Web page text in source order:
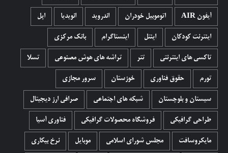
آیفون AIR اتوموبیل خودران اندروید انویدیا اپل
اینترنت کودکان اینتل اینستاگرام بانک مرکزی
تاکسی های اینترنتی تتر تراشه های هوش مصنوعی تسلا
تورم حقوق فناوری خوزستان سرور مجازی
سیستان و بلوچستان شبکه های اجتماعی صرافی ارز دیجیتال
طراحی گرافیکی فروشگاه محصولات گرافيکی فناوری آسیا
مایکروسافت مجلس شورای اسلامی موبایل نرخ بیکاری